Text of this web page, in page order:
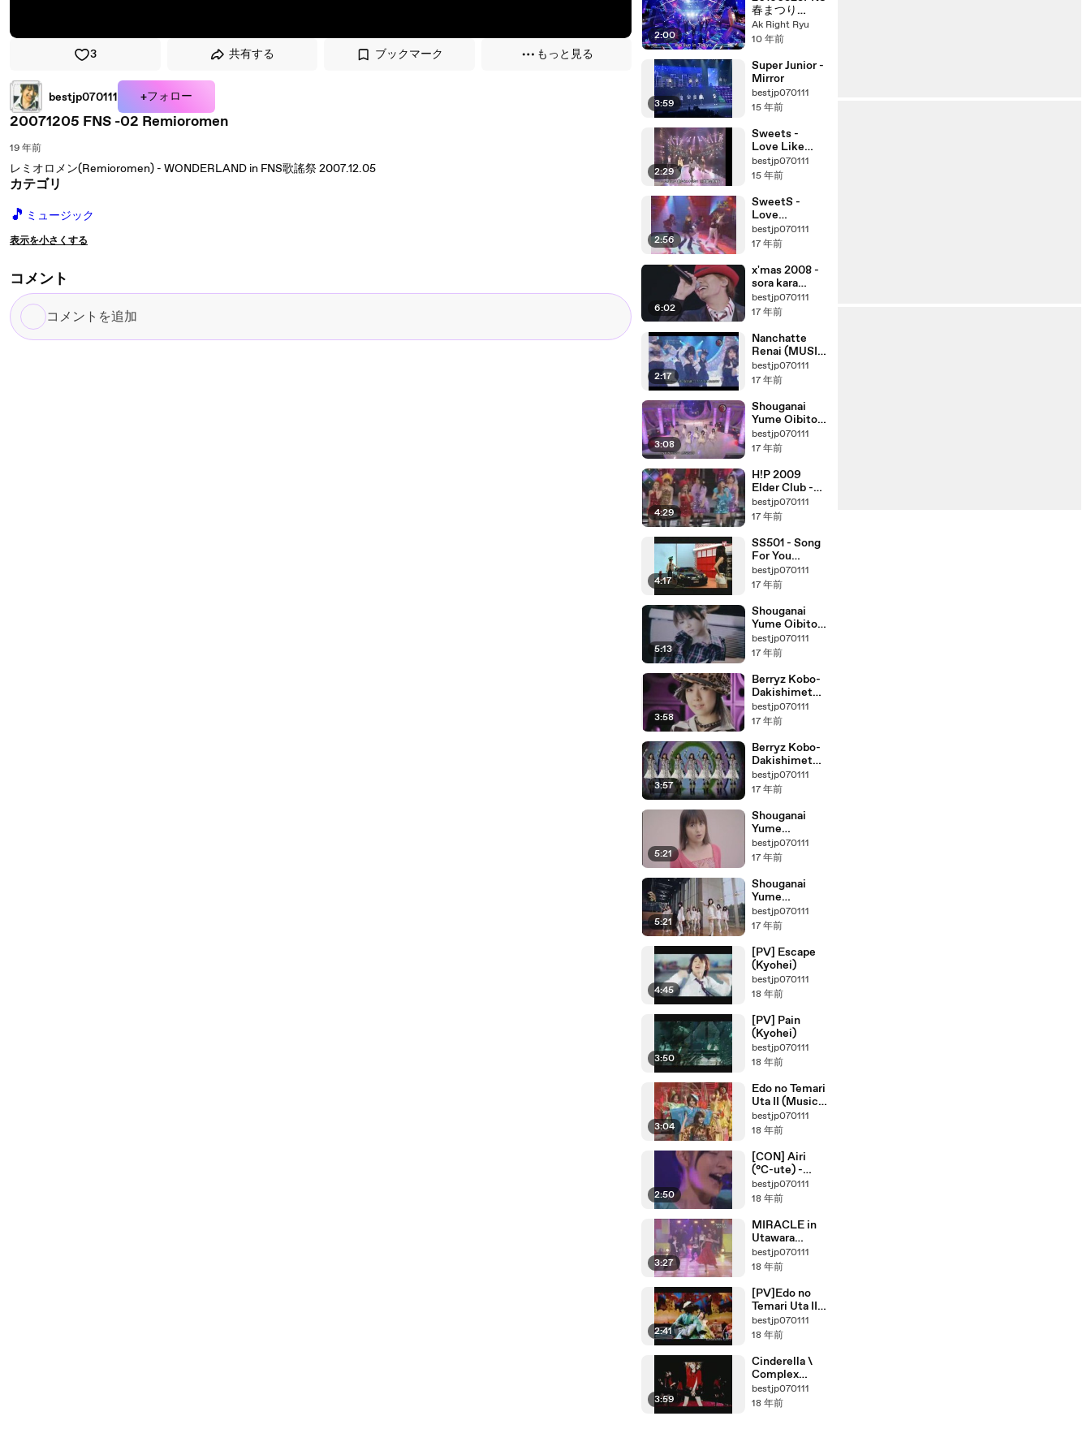
3 共有する ブックマーク もっと見る
bestjp070111 +フォロー
20071205 FNS -02 Remioromen
19 年前
レミオロメン(Remioromen) - WONDERLAND in FNS歌謠祭 2007.12.05
カテゴリ
🎵 ミュージック
表示を小さくする
コメント
コ
メ
2:00
春まつり
PERFECT
HUMAN オリ
（RADIOFISH
）
Ak Right Ryu
10 年前
3:59
Super Junior -
Mirror
bestjp070111
15 年前
2:29
Sweets -
Love Like
Candy Floss
(Pop Jam)
bestjp070111
15 年前
2:56
SweetS -
Love
Raspberry
Juice (AX-
bestjp070111
17 年前
6:02
x'mas 2008 -
sora kara
oritekita
shiroi hoshi
bestjp070111
17 年前
2:17
Nanchatte
Renai (MUSIC
FIGHTER)
bestjp070111
17 年前
3:08
Shouganai
Yume Oibito
(Music
Fighter)
bestjp070111
17 年前
4:29
H!P 2009
Elder Club -
Never Forget
bestjp070111
17 年前
4:17
SS501 - Song
For You
Remix
bestjp070111
17 年前
5:13
Shouganai
Yume Oibito
(Drama Ver)
bestjp070111
17 年前
3:58
Berryz Kobo-
Dakishimete
Dakishimete
(Close-up)
bestjp070111
17 年前
3:57
Berryz Kobo-
Dakishimete
Dakishimete
bestjp070111
17 年前
5:21
Shouganai
Yume
Oibito(Close-
up)
bestjp070111
17 年前
5:21
Shouganai
Yume
Oibito(Dance
Shot)
bestjp070111
17 年前
4:45
[PV] Escape
(Kyohei)
bestjp070111
18 年前
3:50
[PV] Pain
(Kyohei)
bestjp070111
18 年前
3:04
Edo no Temari
Uta II (Music
Fighter )
bestjp070111
18 年前
2:50
[CON] Airi
(°C-ute) -
First Kiss
bestjp070111
18 年前
3:27
MIRACLE in
Utawara
061022
bestjp070111
18 年前
2:41
[PV]Edo no
Temari Uta II
(江戸の手毬唄
Ⅱ)
bestjp070111
18 年前
3:59
Cinderella \
Complex
(Rolling
Version)
bestjp070111
18 年前